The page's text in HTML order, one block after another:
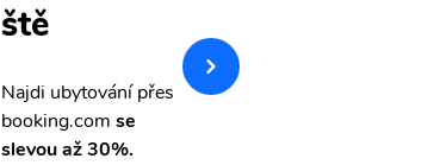
ště
Najdi ubytování přes
booking.com se
slevou až 30%.
vnými letenkami od ob
letsvet.cz